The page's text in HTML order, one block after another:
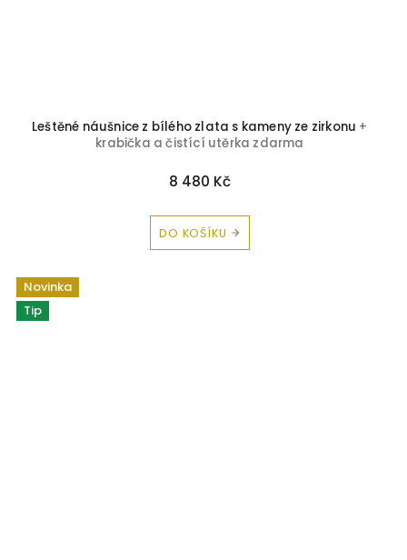
Leštěné náušnice z bílého zlata s kameny ze zirkonu +
krabička a čistící utěrka zdarma
8 480 Kč
DO KOŠÍKU
Novinka
Tip